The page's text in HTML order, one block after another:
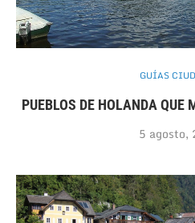
GUÍAS
PUEBLOS DE HOLANDA QUE
5 agosto,